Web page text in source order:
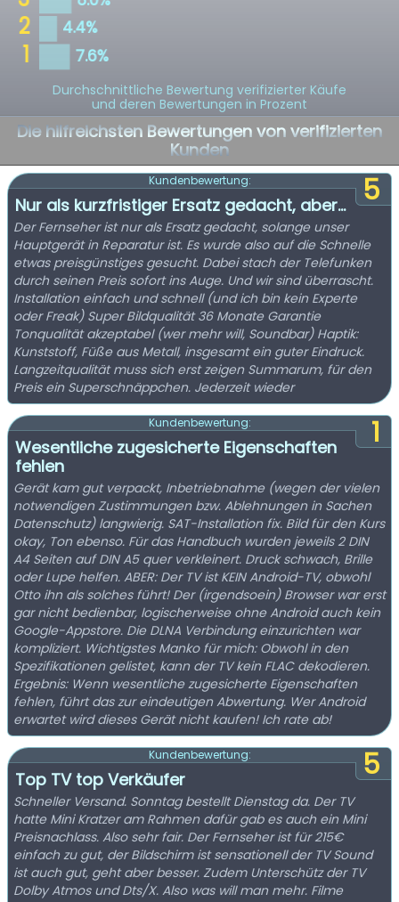
Durchschnittliche Bewertung verifizierter Käufe
und deren Bewertungen in Prozent
Die hilfreichsten Bewertungen von verifizierten
Kunden
5
Kundenbewertung:
Nur als kurzfristiger Ersatz gedacht, aber…
Der Fernseher ist nur als Ersatz gedacht, solange unser
Hauptgerät in Reparatur ist. Es wurde also auf die Schnelle
etwas preisgünstiges gesucht. Dabei stach der Telefunken
durch seinen Preis sofort ins Auge. Und wir sind überrascht.
Installation einfach und schnell (und ich bin kein Experte
oder Freak) Super Bildqualität 36 Monate Garantie
Tonqualität akzeptabel (wer mehr will, Soundbar) Haptik:
Kunststoff, Füße aus Metall, insgesamt ein guter Eindruck.
Langzeitqualität muss sich erst zeigen Summarum, für den
Preis ein Superschnäppchen. Jederzeit wieder
1
Kundenbewertung:
Wesentliche zugesicherte Eigenschaften
fehlen
Gerät kam gut verpackt, Inbetriebnahme (wegen der vielen
notwendigen Zustimmungen bzw. Ablehnungen in Sachen
Datenschutz) langwierig. SAT-Installation fix. Bild für den Kurs
okay, Ton ebenso. Für das Handbuch wurden jeweils 2 DIN
A4 Seiten auf DIN A5 quer verkleinert. Druck schwach, Brille
oder Lupe helfen. ABER: Der TV ist KEIN Android-TV, obwohl
Otto ihn als solches führt! Der (irgendsoein) Browser war erst
gar nicht bedienbar, logischerweise ohne Android auch kein
Google-Appstore. Die DLNA Verbindung einzurichten war
kompliziert. Wichtigstes Manko für mich: Obwohl in den
Spezifikationen gelistet, kann der TV kein FLAC dekodieren.
Ergebnis: Wenn wesentliche zugesicherte Eigenschaften
fehlen, führt das zur eindeutigen Abwertung. Wer Android
erwartet wird dieses Gerät nicht kaufen! Ich rate ab!
5
Kundenbewertung:
Top TV top Verkäufer
Schneller Versand. Sonntag bestellt Dienstag da. Der TV
hatte Mini Kratzer am Rahmen dafür gab es auch ein Mini
Preisnachlass. Also sehr fair. Der Fernseher ist für 215€
einfach zu gut, der Bildschirm ist sensationell der TV Sound
ist auch gut, geht aber besser. Zudem Unterschütz der TV
Dolby Atmos und Dts/X. Also was will man mehr. Filme